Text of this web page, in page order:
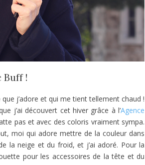
Buff !
que j’adore et qui me tient tellement chaud !
j’ai découvert cet hiver grâce à l’Agence
pas et avec des coloris vraiment sympa.
moi qui adore mettre de la couleur dans
la neige et du froid, et j’ai adoré. Pour la
pour les accessoires de la tête et du